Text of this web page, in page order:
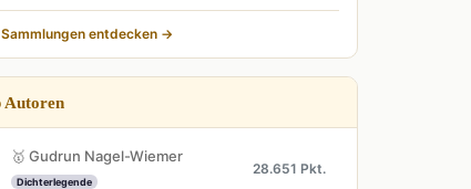
entdecken →
Autoren
🥇 Gudrun Nagel-Wiemer
Dichterlegende
28.651 Pkt.